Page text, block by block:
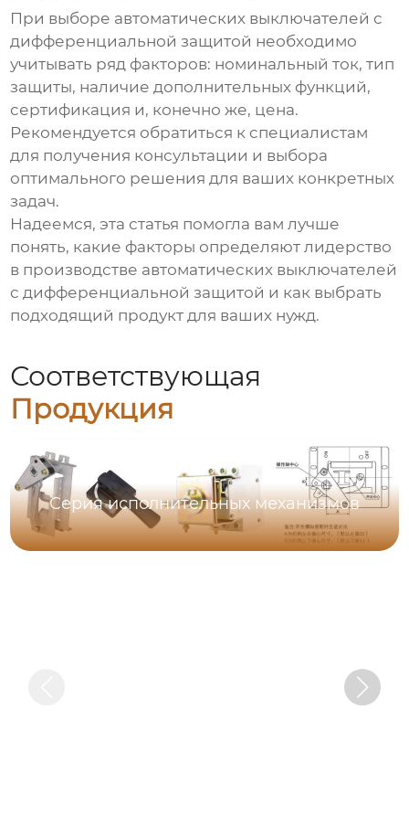
При выборе автоматических выключателей с
дифференциальной защитой необходимо
учитывать ряд факторов: номинальный ток, тип
защиты, наличие дополнительных функций,
сертификация и, конечно же, цена.
Рекомендуется обратиться к специалистам
для получения консультации и выбора
оптимального решения для ваших конкретных
задач.
Надеемся, эта статья помогла вам лучше
понять, какие факторы определяют лидерство
в производстве автоматических выключателей
с дифференциальной защитой и как выбрать
подходящий продукт для ваших нужд.
Соответствующая
Продукция
Серия исполнительных механизмов